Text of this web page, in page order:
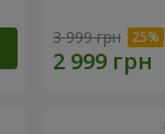
3 999 грн